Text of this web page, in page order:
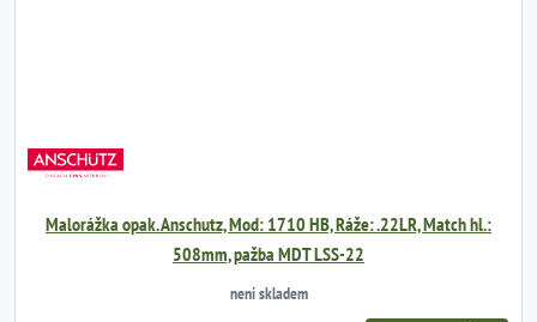
Malorážka opak. Anschutz, Mod: 1710 HB, Ráže: .22LR, Match hl.:
508mm, pažba MDT LSS-22
není skladem